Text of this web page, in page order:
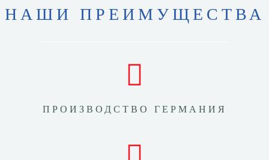
НАШИ ПРЕИМУЩЕСТВА
ПРОИЗВОДСТВО ГЕРМАНИЯ